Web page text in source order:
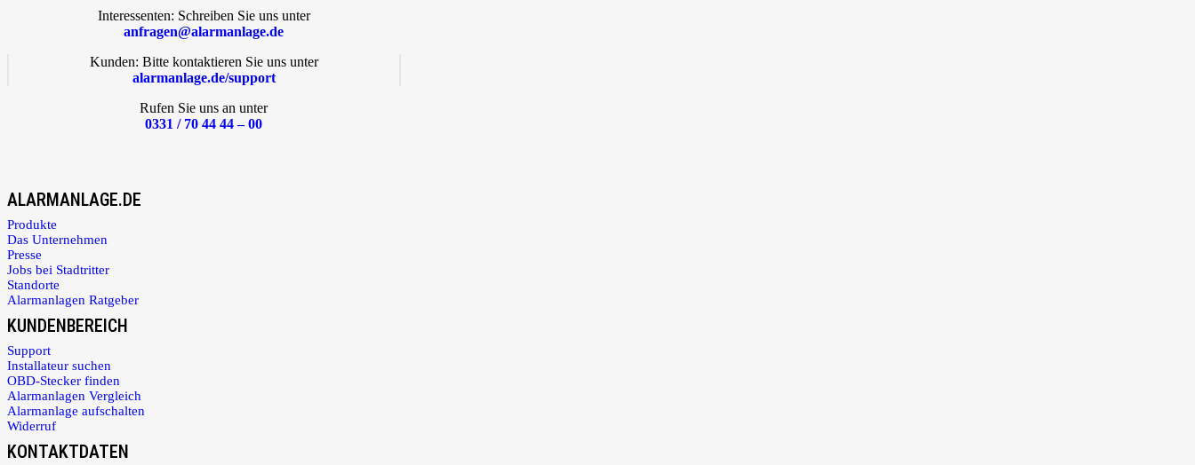
Interessenten: Schreiben Sie uns unter
anfragen@alarmanlage.de
Kunden: Bitte kontaktieren Sie uns unter
alarmanlage.de/support
Rufen Sie uns an unter
0331 / 70 44 44 – 00
ALARMANLAGE.DE
Produkte
Das Unternehmen
Presse
Jobs bei Stadtritter
Standorte
Alarmanlagen Ratgeber
KUNDENBEREICH
Support
Installateur suchen
OBD-Stecker finden
Alarmanlagen Vergleich
Alarmanlage aufschalten
Widerruf
KONTAKTDATEN